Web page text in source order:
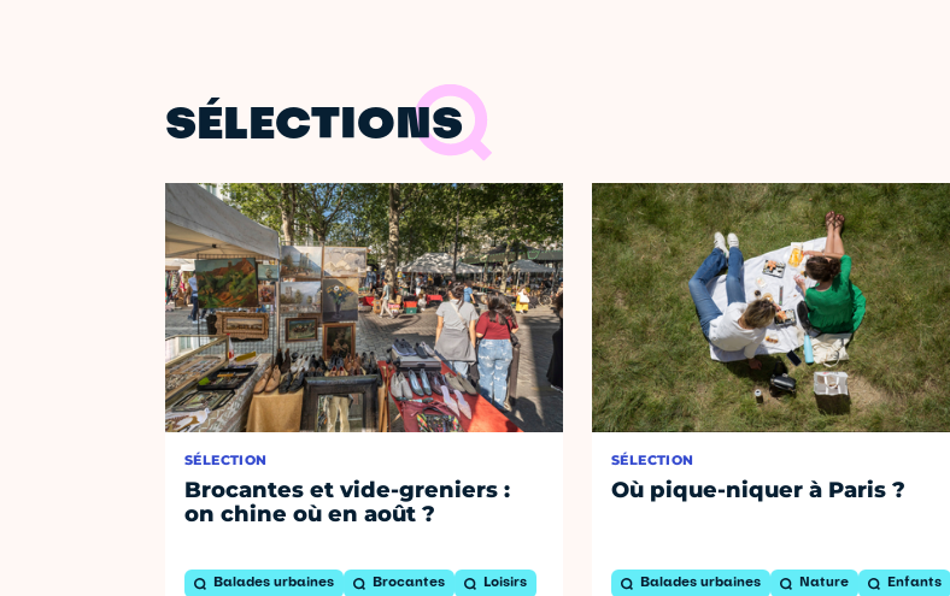
SÉLECTIONS
SÉLECTION
Brocantes et vide-greniers :
on chine où en août ?
Balades urbaines Brocantes Loisirs
SÉLECTION
Où pique-niquer à Paris ?
Balades urbaines Nature Enfants